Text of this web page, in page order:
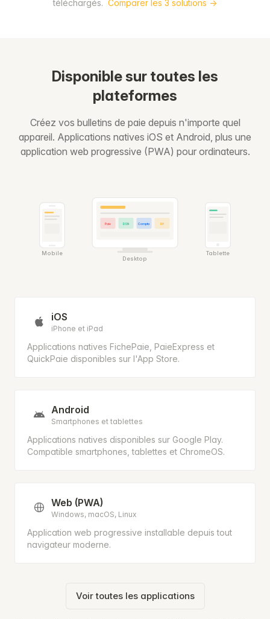
téléchargés. Comparer les 3 solutions →
Disponible sur toutes les
plateformes
Créez vos bulletins de paie depuis n'importe quel
appareil. Applications natives iOS et Android, plus une
application web progressive (PWA) pour ordinateurs.
Mobile
Paie DSN Compta RH
Desktop
Tablette
iOS
iPhone et iPad
Applications natives FichePaie, PaieExpress et
QuickPaie disponibles sur l'App Store.
Android
Smartphones et tablettes
Applications natives disponibles sur Google Play.
Compatible smartphones, tablettes et ChromeOS.
Web (PWA)
Windows, macOS, Linux
Application web progressive installable depuis tout
navigateur moderne.
Voir toutes les applications